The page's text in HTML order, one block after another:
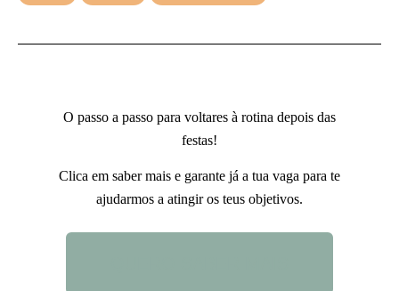
O passo a passo para voltares à rotina depois das
festas!
Clica em saber mais e garante já a tua vaga para te
ajudarmos a atingir os teus objetivos.